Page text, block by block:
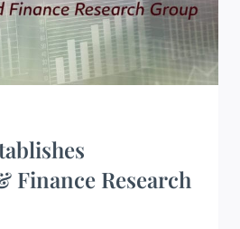
Finance Research